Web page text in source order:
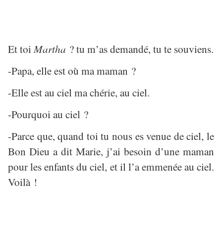
Et toiMartha ? tu m’as demandé, tu te souviens.
-Papa, elle est où ma maman ?
-Elle est au ciel ma chérie, au ciel.
-Pourquoi au ciel ?
-Parce que, quand toi tu nous es venue de ciel, le
Bon Dieu a dit Marie, j’ai besoin d’une maman
pour les enfants du ciel, et il l’a emmenée au ciel.
Voilà !